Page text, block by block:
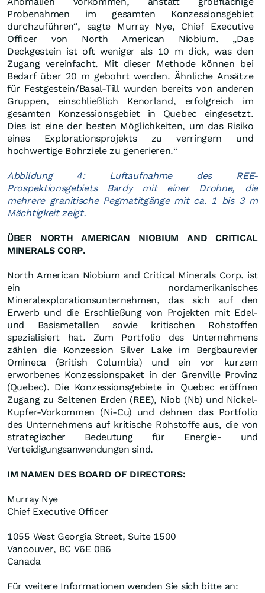
Probenahmen im gesamten Konzessionsgebiet
durchzuführen“, sagte Murray Nye, Chief Executive
Officer von North American Niobium. „Das
Deckgestein ist oft weniger als 10 m dick, was den
Zugang vereinfacht. Mit dieser Methode können bei
Bedarf über 20 m gebohrt werden. Ähnliche Ansätze
für Festgestein/Basal-Till wurden bereits von anderen
Gruppen, einschließlich Kenorland, erfolgreich im
gesamten Konzessionsgebiet in Quebec eingesetzt.
Dies ist eine der besten Möglichkeiten, um das Risiko
eines Explorationsprojekts zu verringern und
hochwertige Bohrziele zu generieren.“
Abbildung 4: Luftaufnahme des REE-
Prospektionsgebiets Bardy mit einer Drohne, die
mehrere granitische Pegmatitgänge mit ca. 1 bis 3 m
Mächtigkeit zeigt.
ÜBER NORTH AMERICAN NIOBIUM AND CRITICAL
MINERALS CORP.
North American Niobium and Critical Minerals Corp. ist
ein nordamerikanisches
Mineralexplorationsunternehmen, das sich auf den
Erwerb und die Erschließung von Projekten mit Edel-
und Basismetallen sowie kritischen Rohstoffen
spezialisiert hat. Zum Portfolio des Unternehmens
zählen die Konzession Silver Lake im Bergbaurevier
Omineca (British Columbia) und ein vor kurzem
erworbenes Konzessionspaket in der Grenville Provinz
(Quebec). Die Konzessionsgebiete in Quebec eröffnen
Zugang zu Seltenen Erden (REE), Niob (Nb) und Nickel-
Kupfer-Vorkommen (Ni-Cu) und dehnen das Portfolio
des Unternehmens auf kritische Rohstoffe aus, die von
strategischer Bedeutung für Energie- und
Verteidigungsanwendungen sind.
IM NAMEN DES BOARD OF DIRECTORS:
Murray Nye
Chief Executive Officer
1055 West Georgia Street, Suite 1500
Vancouver, BC V6E 0B6
Canada
Für weitere Informationen wenden Sie sich bitte an: